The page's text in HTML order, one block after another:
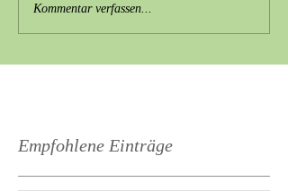
Kommentar verfassen...
Empfohlene Einträge